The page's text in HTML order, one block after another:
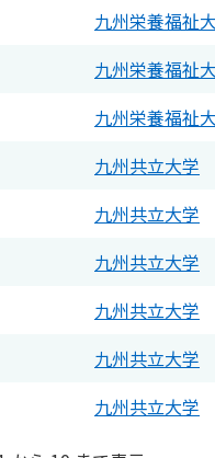
九州栄養福祉
九州栄養福祉
九州栄養福祉
九州共立大学
九州共立大学
九州共立大学
九州共立大学
九州共立大学
九州共立大学